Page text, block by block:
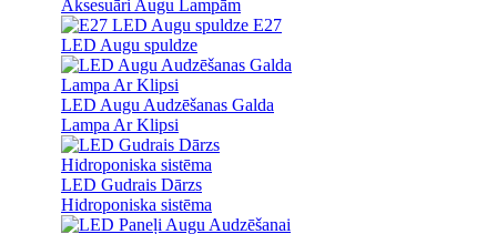
Aksesuāri Augu Lampām
E27
LED Augu spuldze
LED Augu Audzēšanas Galda
Lampa Ar Klipsi
LED Gudrais Dārzs
Hidroponiska sistēma